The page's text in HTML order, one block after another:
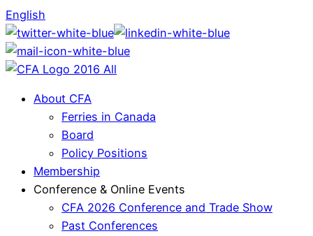
English
About CFA
Ferries in Canada
Board
Policy Positions
Membership
Conference & Online Events
CFA 2026 Conference and Trade Show
Past Conferences